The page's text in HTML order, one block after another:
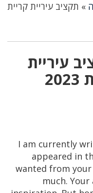
» תקציב עיריית קריית
עיריית
קריית מוצקין לשנת 2023
I am currently
appeared in
wanted from
much.